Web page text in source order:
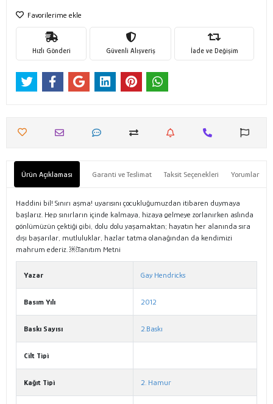
Favorilerime ekle
Hızlı Gönderi Güvenli Alışveriş İade ve Değişim
Ürün Açıklaması Garanti ve Teslimat Taksit Seçenekleri Yorumlar
Haddini bil! Sınırı aşma! uyarısını çocukluğumuzdan itibaren duymaya
başlarız. Hep sınırların içinde kalmaya, hizaya gelmeye zorlanırken aslında
gönlümüzün çektiği gibi, dolu dolu yaşamaktan; hayatın her alanında sıra
dışı başarılar, mutluluklar, hazlar tatma olanağından da kendimizi
mahrum ederiz. ￼Tanıtım Metni
Yazar Gay Hendricks
Basım Yılı 2012
Baskı Sayısı 2.Baskı
Cilt Tipi
Kağıt Tipi 2. Hamur